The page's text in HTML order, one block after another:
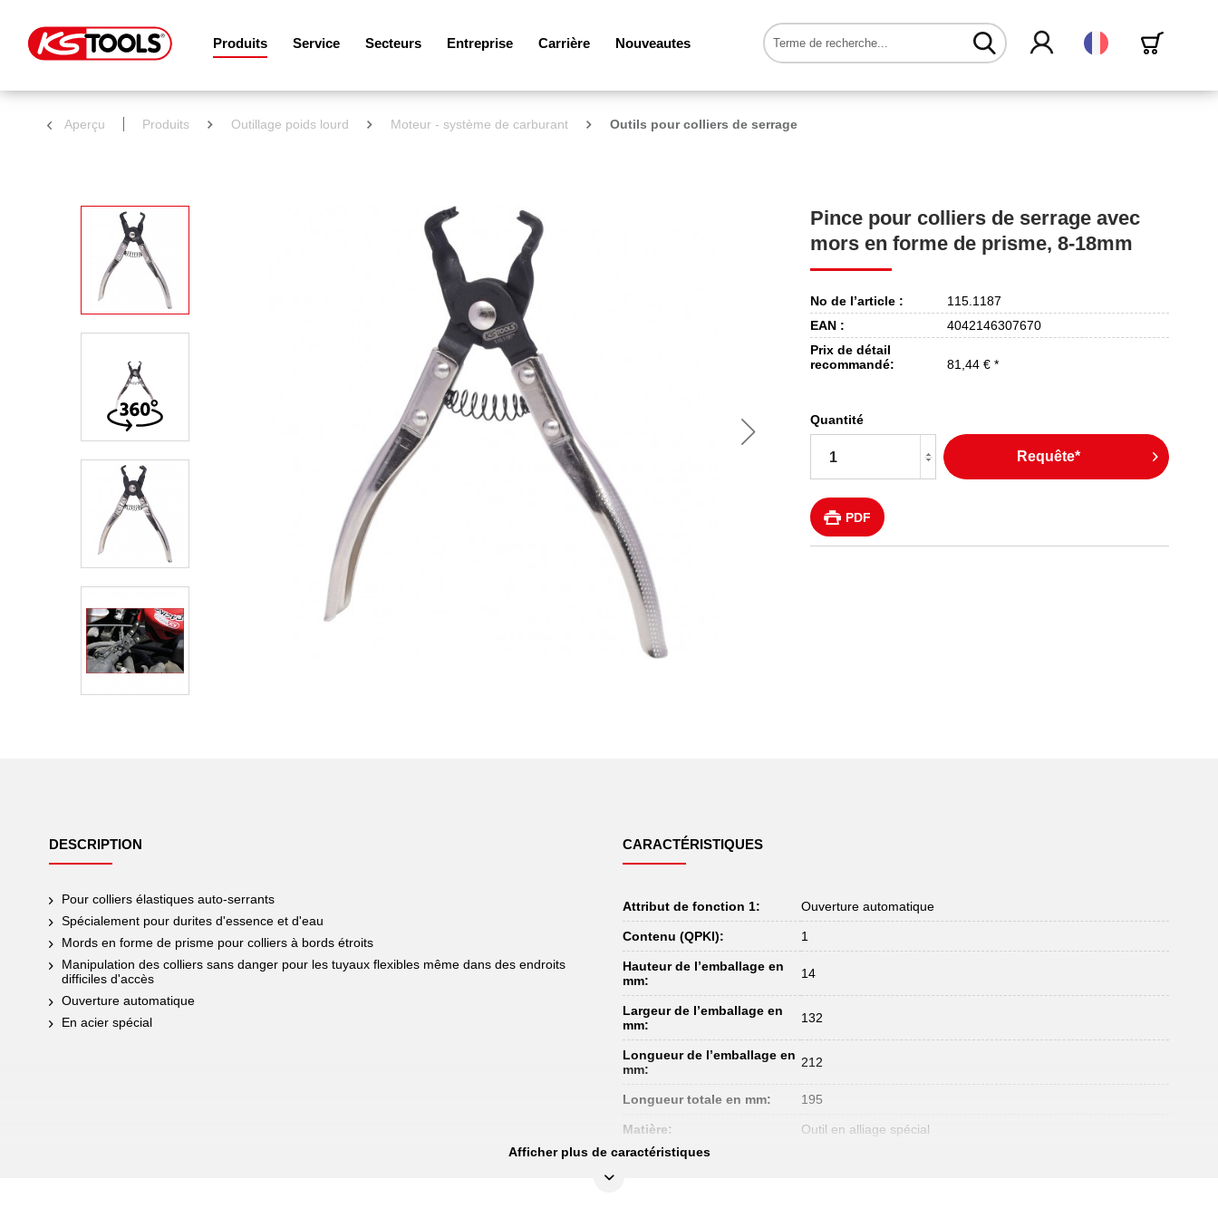
Produits Service Secteurs Entreprise Carrière Nouveautes Français
Aperçu Produits Outillage poids lourd Moteur - système de carburant Outils pour colliers de serrage
Pince pour colliers de serrage avec
mors en forme de prisme, 8-18mm
No de l’article :
115.1187
EAN :
4042146307670
Prix de détail
recommandé:
81,44 € *
Quantité
Requête*
PDF
DESCRIPTION
Pour colliers élastiques auto-serrants
Spécialement pour durites d'essence et d'eau
Mords en forme de prisme pour colliers à bords étroits
Manipulation des colliers sans danger pour les tuyaux flexibles même dans des endroits
difficiles d'accès
Ouverture automatique
En acier spécial
CARACTÉRISTIQUES
Attribut de fonction 1: Ouverture automatique
Contenu (QPKI): 1
Hauteur de l’emballage en
mm:
14
Largeur de l’emballage en
mm:
132
Longueur de l’emballage en
mm:
212
Longueur totale en mm: 195
Matière: Outil en alliage spécial
Matière 2:
Afficher plus de caractéristiques